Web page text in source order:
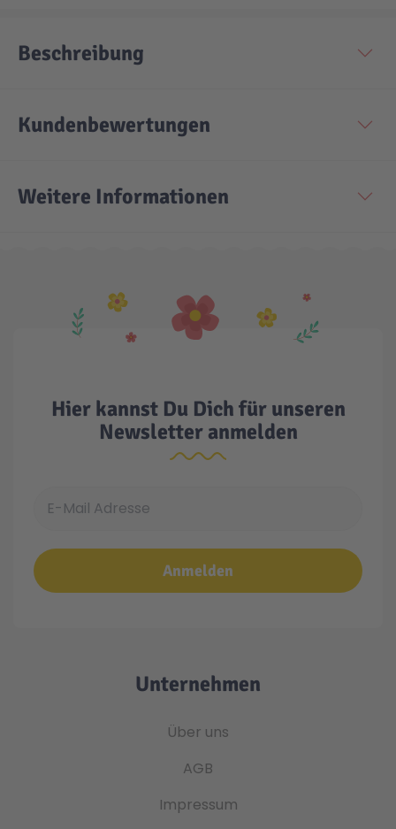
LEGO® Blumen
Beschreibung
Kundenbewertungen
Weitere Informationen
Hier kannst Du Dich für unseren
Newsletter anmelden
Anmelden
Unternehmen
Über uns
AGB
Impressum